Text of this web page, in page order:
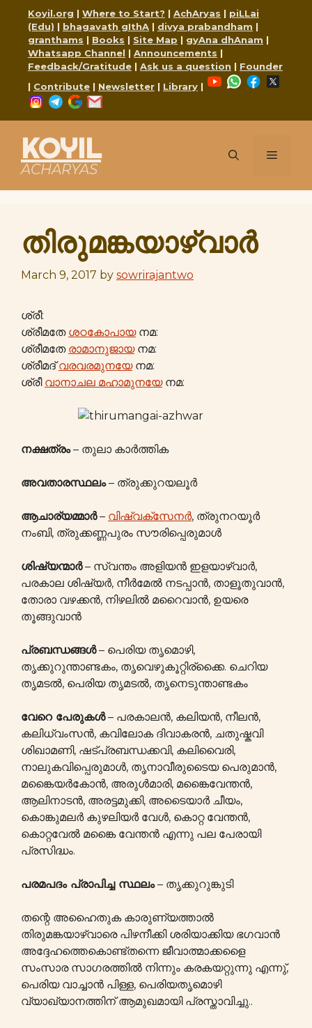
content
Koyil.org | Where to Start? | AchAryas | piLLai
(Edu) | bhagavath gIthA | divya prabandham |
granthams | Books | Site Map | gyAna dhAnam |
Whatsapp Channel | Announcements |
Feedback/Gratitude | Ask us a question | Founder
| Contribute | Newsletter | Library |
YouTubeWhatsApp
Facebook
Instagram
Telegram
Google
KOYIL
ACHARYAS
Menu
തിരുമങ്കയാഴ്വാർ
March 9, 2017 by sowrirajantwo
ശ്രീ:
ശ്രീമതേ ശഠകോപായനമ:
ശ്രീമതേ രാമാനുജായനമ:
ശ്രീമദ്വരവരമുനയേനമ:
ശ്രീ വാനാചല മഹാമുനയേനമ:
നക്ഷത്രം– തുലാ കാർത്തിക
അവതാരസ്ഥലം– ത്രുക്കുറയലൂർ
ആചാര്യമ്മാര്‍– വിഷ്വക്സേനർ, ത്രുനറയൂർ
നംബി, ത്രുക്കണ്ണപുരം സൗരിപ്പെരുമാൾ
ശിഷ്യന്മാർ– സ്വന്തം അളിയൻ ഇളയാഴ്വാർ,
പരകാല ശിഷ്യർ, നീർമേൽ നടപ്പാൻ, താളൂതുവാൻ,
തോരാ വഴക്കൻ, നിഴലിൽ മറൈവാൻ, ഉയരെ
തൂങ്ങുവാൻ
പ്രബന്ധങ്ങൾ– പെരിയ തൃമൊഴി,
തൃക്കുറുന്താണ്ടകം, തൃവെഴുകൂറ്റിര്ക്കൈ. ചെറിയ
തൃമടൽ, പെരിയ തൃമടൽ, തൃനെടുന്താണ്ടകം
വേറെ പേരുകൾ– പരകാലൻ, കലിയൻ, നീലൻ,
കലിധ്വംസൻ, കവിലോക ദിവാകരൻ, ചതുഷ്കവി
ശിഖാമണി, ഷട്പ്രബന്ധക്കവി, കലിവൈരി,
നാലുകവിപ്പെരുമാൾ, തൃനാവീരുടൈയ പെരുമാൻ,
മങ്കൈയർകോൻ, അരുൾമാരി, മങ്കൈവേന്തൻ,
ആലിനാടൻ, അരട്ടമുക്കി, അടൈയാർ ചീയം,
കൊങ്കുമലർ കുഴലിയർ വേൾ, കൊറ്റ വേന്തൻ,
കൊറ്റവേൽ മങ്കൈ വേന്തൻ എന്നു പല പേരായി
പ്രസിദ്ധം.
പരമപദം പ്രാപിച്ച സ്ഥലം– തൃക്കുറുങ്കുടി
തന്റെ അഹൈതുക കാരുണ്യത്താല്‍
തിരുമങ്കയാഴ്വാരെ പിഴനീക്കി ശരിയാക്കിയ ഭഗവാന്‍
അദ്ദേഹത്തെകൊണ്ട്തന്നെ ജീവാത്മാക്കളെെ
സംസാര സാഗരത്തിൽ നിന്നും കരകയറ്റുന്നു എന്നു്,
പെരിയ വാച്ചാൻ പിള്ള, പെരിയതൃമൊഴി
വ്യാഖ്യാനത്തിന് ആമുഖമായി പ്രസ്താവിച്ചു..